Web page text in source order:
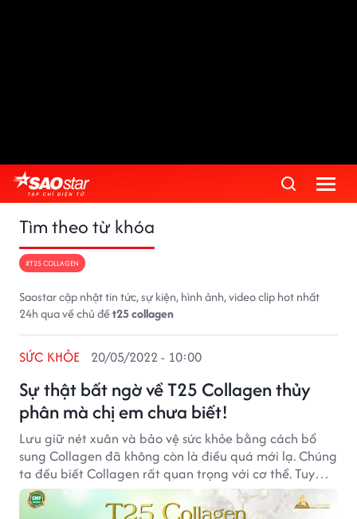
Tìm theo từ khóa
#T25 COLLAGEN
Saostar cập nhật tin tức, sự kiện, hình ảnh, video clip hot nhất
24h qua về chủ đềt25 collagen
Sự thật bất ngờ về T25 Collagen thủy
phân mà chị em chưa biết!
SỨC KHỎE 20/05/2022 - 10:00
Lưu giữ nét xuân và bảo vệ sức khỏe bằng cách bổ
sung Collagen đã không còn là điều quá mới lạ. Chúng
ta đều biết Collagen rất quan trọng với cơ thể. Tuy
nhiên, liệu chúng ta đã hiểu đúng và đủ về loại Protein
này?